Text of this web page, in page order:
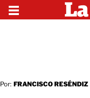
Por: FRANCISCO RESÉNDIZ